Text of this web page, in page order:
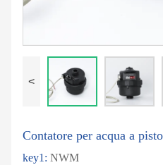
<
Contatore per acqua a
key1: NWM